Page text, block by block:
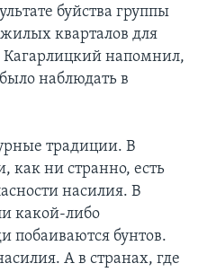
буйства группы
кварталов для
напомнил,
наблюдать в
традиции. В
как ни странно, есть
насилия. В
какой-либо
побаиваются бунтов.
А в странах, где